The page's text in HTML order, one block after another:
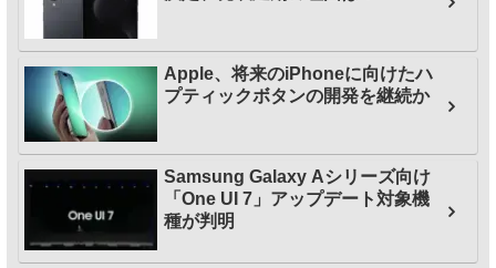
Apple、将来のiPhoneに向けたハ
プティックボタンの開発を継続か
Samsung Galaxy Aシリーズ向け
「One UI 7」アップデート対象機
種が判明